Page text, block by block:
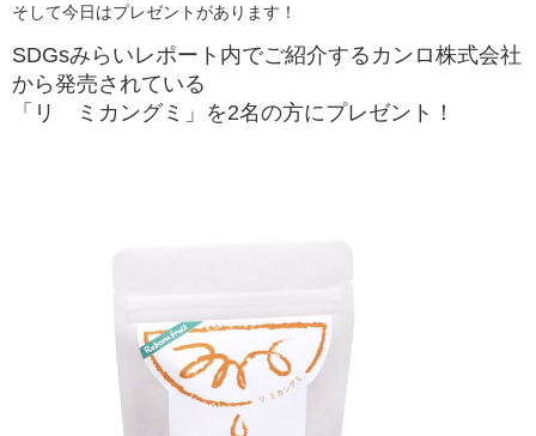
そして今日はプレゼントがあります！
SDGsみらいレポート内でご紹介するカンロ株式会社
から発売されている
「リ ミカングミ」を2名の方にプレゼント！